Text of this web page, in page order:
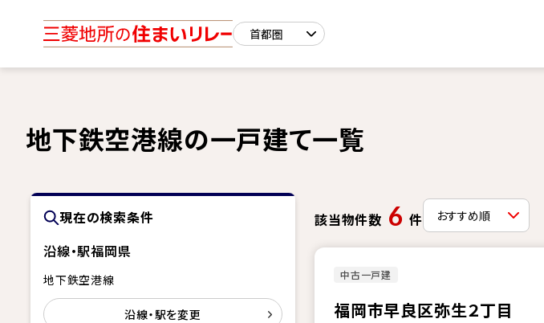
地下鉄空港線の一戸建て一覧
現在の検索条件
沿線・駅福岡県
地下鉄空港線
沿線・駅を変更
該当物件数 6 件
中古一戸建
福岡市早良区弥生２丁目